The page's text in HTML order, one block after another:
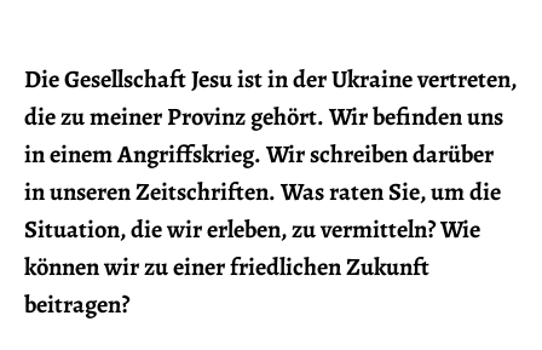
Die Gesellschaft Jesu ist in der Ukraine vertreten,
die zu meiner Provinz gehört. Wir befinden uns
in einem Angriffskrieg. Wir schreiben darüber
in unseren Zeitschriften. Was raten Sie, um die
Situation, die wir erleben, zu vermitteln? Wie
können wir zu einer friedlichen Zukunft
beitragen?